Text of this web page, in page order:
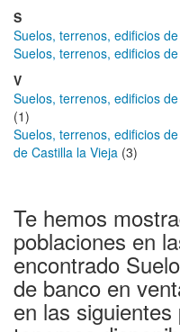
S
Suelos, terrenos, edificios
Suelos, terrenos, edificios
V
Suelos, terrenos, edificios
(1)
Suelos, terrenos, edificios
de Castilla la Vieja (3)
Te hemos
poblaciones en
encontrado
de banco en
en las